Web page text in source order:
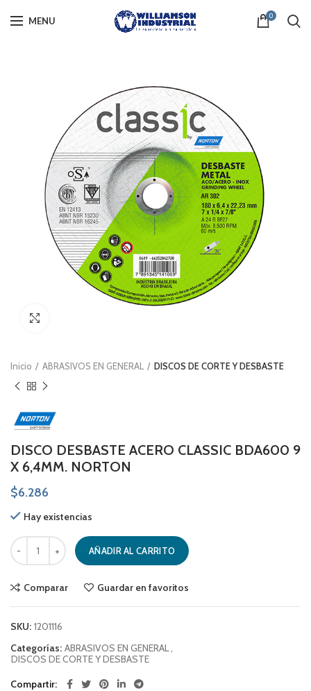
MENU 0
Inicio ABRASIVOS EN GENERAL DISCOS DE CORTE Y DESBASTE
DISCO DESBASTE ACERO CLASSIC BDA600 9
X 6,4MM. NORTON
$6.286
Hay existencias
DISCO DESBASTE ACERO CLASSIC BDA600 9 X 6,4MM. NORTON
AÑADIR AL CARRITO
Comparar Guardar en favoritos
SKU: 1201116
Categorías: ABRASIVOS EN GENERAL,
DISCOS DE CORTE Y DESBASTE
Compartir